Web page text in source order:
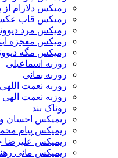
رمیکس دلارام از پازل
رمیکس قاب عکس خالی
رمیکس مرد دیوونه از
رمیکس معجزه اینه از
رمیکس مگه دیوونه
روزبه اسماعیلی
روزبه بمانی
روزبه نعمت اللهی
روزبه نعمت الهی
روناک بند
ریمیکس احسان وحیدپور
ریمیکس پیام محمودیان
ریمیکس علیرضا جی جی و
ریمیکس مانی رهنما